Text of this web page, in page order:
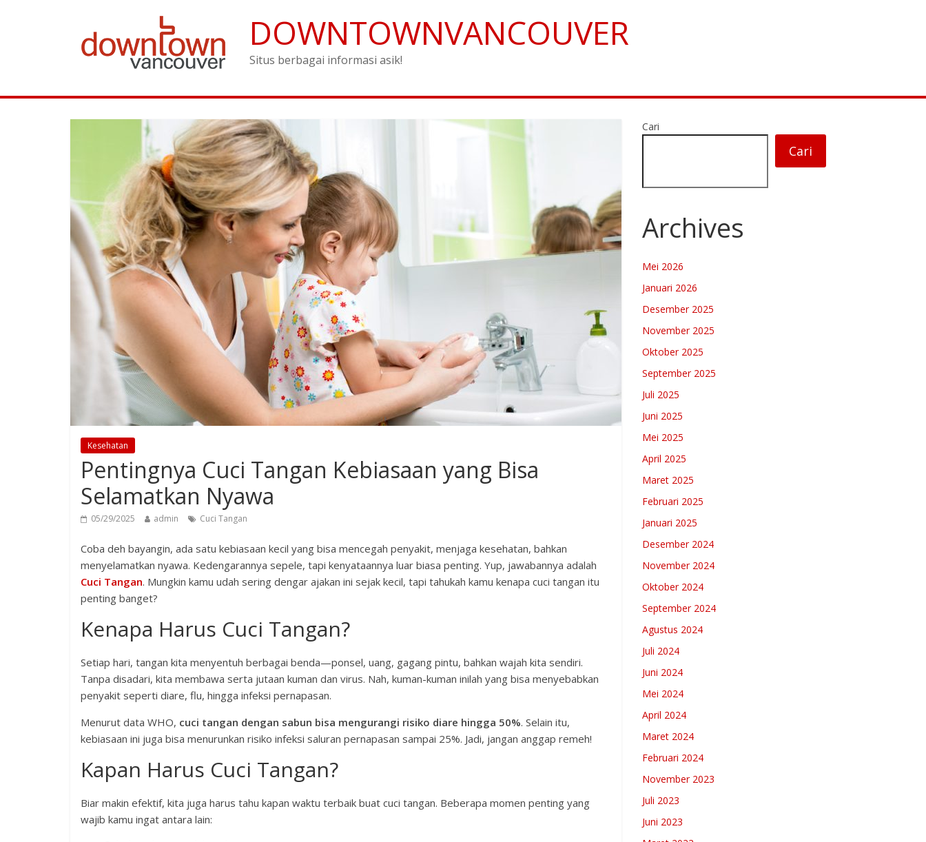
DOWNTOWNVANCOUVER
Situs berbagai informasi asik!
Kesehatan
Pentingnya Cuci Tangan Kebiasaan yang Bisa
Selamatkan Nyawa
05/29/2025 admin Cuci Tangan
Coba deh bayangin, ada satu kebiasaan kecil yang bisa mencegah penyakit, menjaga kesehatan, bahkan
menyelamatkan nyawa. Kedengarannya sepele, tapi kenyataannya luar biasa penting. Yup, jawabannya adalah
Cuci Tangan. Mungkin kamu udah sering dengar ajakan ini sejak kecil, tapi tahukah kamu kenapa cuci tangan itu
penting banget?
Kenapa Harus Cuci Tangan?
Setiap hari, tangan kita menyentuh berbagai benda—ponsel, uang, gagang pintu, bahkan wajah kita sendiri.
Tanpa disadari, kita membawa serta jutaan kuman dan virus. Nah, kuman-kuman inilah yang bisa menyebabkan
penyakit seperti diare, flu, hingga infeksi pernapasan.
Menurut data WHO, cuci tangan dengan sabun bisa mengurangi risiko diare hingga 50%. Selain itu,
kebiasaan ini juga bisa menurunkan risiko infeksi saluran pernapasan sampai 25%. Jadi, jangan anggap remeh!
Kapan Harus Cuci Tangan?
Biar makin efektif, kita juga harus tahu kapan waktu terbaik buat cuci tangan. Beberapa momen penting yang
wajib kamu ingat antara lain:
Cari
Cari
Archives
Mei 2026
Januari 2026
Desember 2025
November 2025
Oktober 2025
September 2025
Juli 2025
Juni 2025
Mei 2025
April 2025
Maret 2025
Februari 2025
Januari 2025
Desember 2024
November 2024
Oktober 2024
September 2024
Agustus 2024
Juli 2024
Juni 2024
Mei 2024
April 2024
Maret 2024
Februari 2024
November 2023
Juli 2023
Juni 2023